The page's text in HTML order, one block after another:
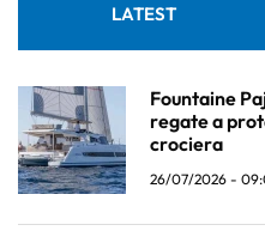
LATEST
Fountaine
regate a
crociera
26/07/2026 -